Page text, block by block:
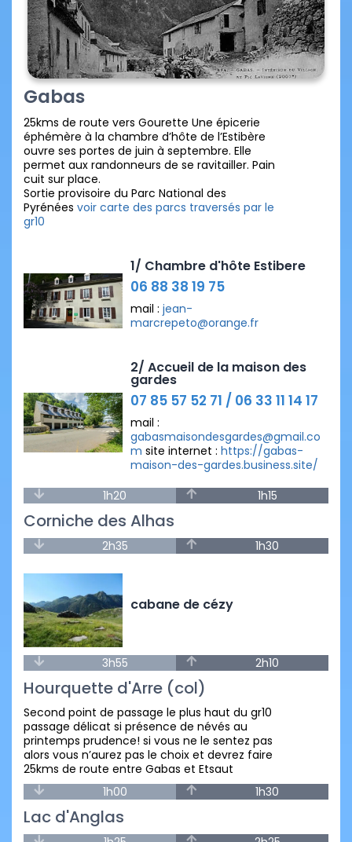
Gabas
25kms de route vers Gourette Une épicerie
éphémère à la chambre d’hôte de l’Estibère
ouvre ses portes de juin à septembre. Elle
permet aux randonneurs de se ravitailler. Pain
cuit sur place.
Sortie provisoire du Parc National des
Pyrénées voir carte des parcs traversés par le
gr10
1/ Chambre d'hôte Estibere
06 88 38 19 75
mail : jean-
marcrepeto@orange.fr
2/ Accueil de la maison des
gardes
07 85 57 52 71 / 06 33 11 14 17
mail :
gabasmaisondesgardes@gmail.co
m site internet : https://gabas-
maison-des-gardes.business.site/
1h20
1h15
Corniche des Alhas
2h35 1h30
cabane de cézy
3h55 2h10
Hourquette d'Arre (col)
Second point de passage le plus haut du gr10
passage délicat si présence de névés au
printemps prudence! si vous ne le sentez pas
alors vous n’aurez pas le choix et devrez faire
25kms de route entre Gabas et Etsaut
1h00
1h30
Lac d'Anglas